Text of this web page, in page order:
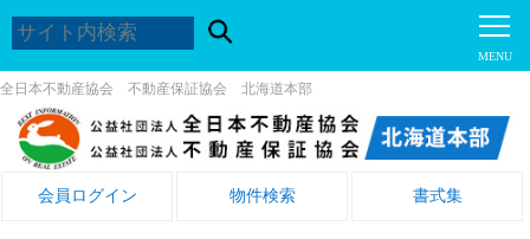
全日本不動産協会 不動産保証協会 北海道本部
会員ログイン 物件検索 書式集